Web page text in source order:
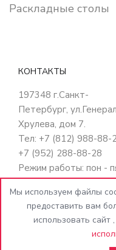
Раскладные столы
КОНТАКТЫ
197348 г.Санкт-
Петербург,
Хрулева, дом 7.
Тел: +7 (812) 988-88-
+7 (952) 288-88-28
Режим работы: пон -
с 10:00 до 20:00
суб - вос с 10:00 до
18:00
E-mail:
info@MebelBspb.ru
Мы используем файлы
предоставить вам
использовать сайт